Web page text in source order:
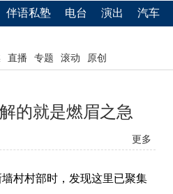
伴语私塾 电台 演出 汽车
直播 专题 滚动 原创
的就是燃眉之急
更多
村村部时，发现这里已聚集